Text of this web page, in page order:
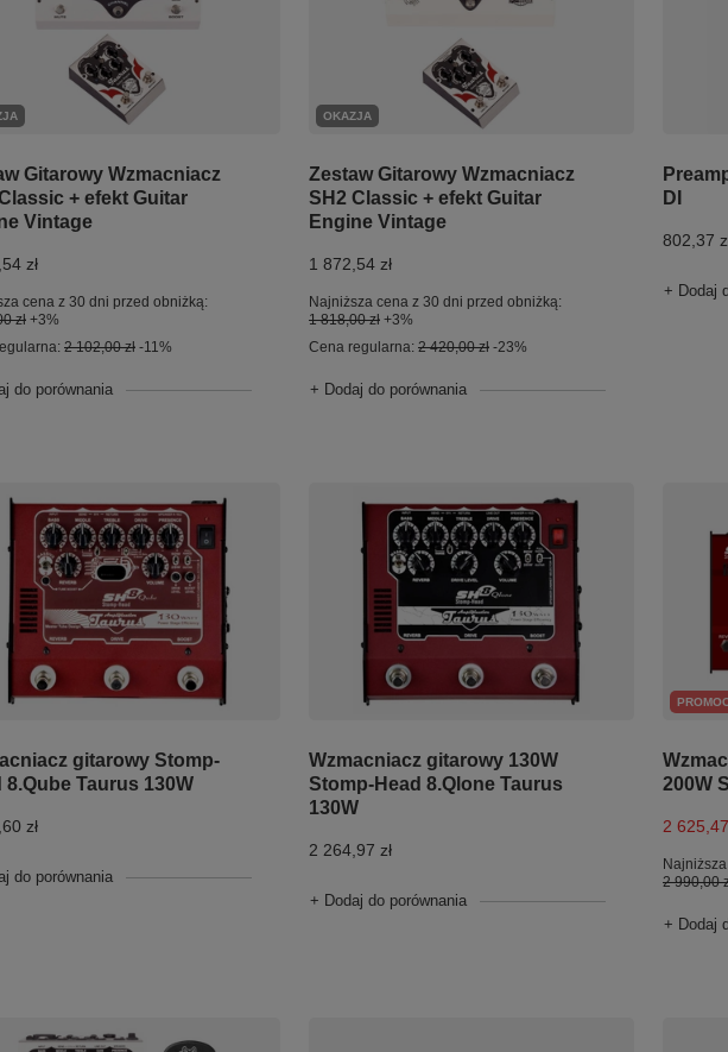
Gitarowy Wzmacniacz
+ efekt Guitar
Vintage
zł
cena z 30 dni przed obniżką:
zł +3%
2 102,00 zł -11%
do porównania
OKAZJA
Zestaw Gitarowy Wzmacniacz
SH2 Classic + efekt Guitar
Engine Vintage
1 872,54 zł
Najniższa cena z 30 dni przed obniżką:
1 818,00 zł +3%
Cena regularna: 2 420,00 zł -23%
+ Dodaj do porównania
DI
802,37
+ Dodaj
gitarowy Stomp-
8.Qube Taurus 130W
zł
do porównania
Wzmacniacz gitarowy 130W
Stomp-Head 8.Qlone Taurus
130W
2 264,97 zł
+ Dodaj do porównania
200W
2
2 990,00
+ Dodaj